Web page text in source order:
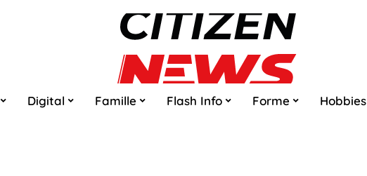
Digital Famille Flash Info Forme Hobbies